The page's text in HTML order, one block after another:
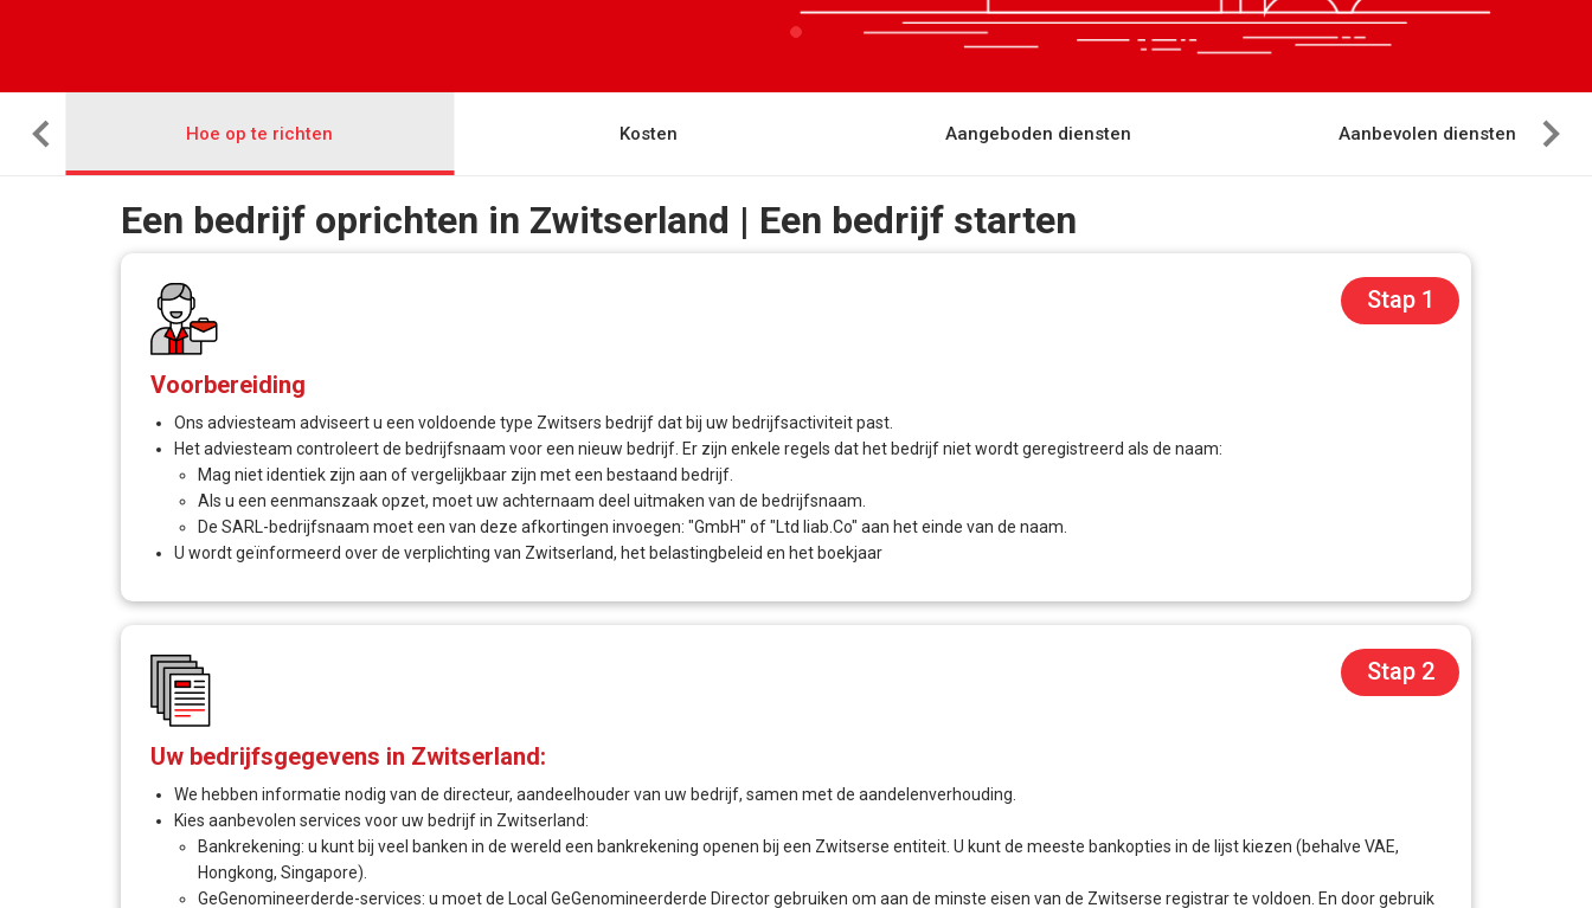
Hoe op te richten Kosten Aangeboden diensten Aanbevolen diensten
Een bedrijf oprichten in Zwitserland | Een bedrijf starten
Stap 1
Voorbereiding
Ons adviesteam adviseert u een voldoende type Zwitsers bedrijf dat bij uw bedrijfsactiviteit past.
Het adviesteam controleert de bedrijfsnaam voor een nieuw bedrijf. Er zijn enkele regels dat het bedrijf niet wordt geregistreerd als de naam:
Mag niet identiek zijn aan of vergelijkbaar zijn met een bestaand bedrijf.
Als u een eenmanszaak opzet, moet uw achternaam deel uitmaken van de bedrijfsnaam.
De SARL-bedrijfsnaam moet een van deze afkortingen invoegen: "GmbH" of "Ltd liab.Co" aan het einde van de naam.
U wordt geïnformeerd over de verplichting van Zwitserland, het belastingbeleid en het boekjaar
Stap 2
Uw bedrijfsgegevens in Zwitserland:
We hebben informatie nodig van de directeur, aandeelhouder van uw bedrijf, samen met de aandelenverhouding.
Kies aanbevolen services voor uw bedrijf in Zwitserland:
Bankrekening: u kunt bij veel banken in de wereld een bankrekening openen bij een Zwitserse entiteit. U kunt de meeste bankopties in de lijst kiezen (behalve VAE,
Hongkong, Singapore).
GeGenomineerderde-services: u moet de Local GeGenomineerderde Director gebruiken om aan de minste eisen van de Zwitserse registrar te voldoen. En door gebruik